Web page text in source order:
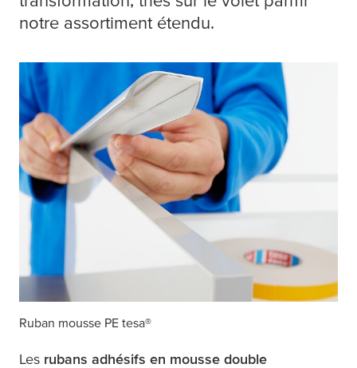
notre assortiment étendu.
Ruban mousse PE tesa®
Les rubans adhésifs en mousse double